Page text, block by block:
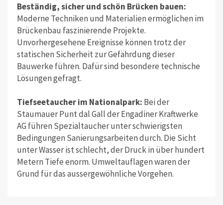
Beständig, sicher und schön Brücken bauen:
Moderne Techniken und Materialien ermöglichen im
Brückenbau faszinierende Projekte.
Unvorhergesehene Ereignisse können trotz der
statischen Sicherheit zur Gefährdung dieser
Bauwerke führen. Dafür sind besondere technische
Lösungen gefragt.
Tiefseetaucher im Nationalpark: Bei der
Staumauer Punt dal Gall der Engadiner Kraftwerke
AG führen Spezialtaucher unter schwierigsten
Bedingungen Sanierungsarbeiten durch. Die Sicht
unter Wasser ist schlecht, der Druck in über hundert
Metern Tiefe enorm. Umweltauflagen waren der
Grund für das aussergewöhnliche Vorgehen.